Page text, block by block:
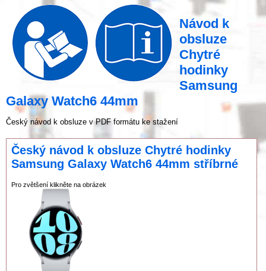
Návod k
obsluze
Chytré
hodinky
Samsung
Galaxy Watch6 44mm
Český návod k obsluze v PDF formátu ke stažení
Český návod k obsluze Chytré hodinky
Samsung Galaxy Watch6 44mm stříbrné
Pro zvětšení klikněte na obrázek